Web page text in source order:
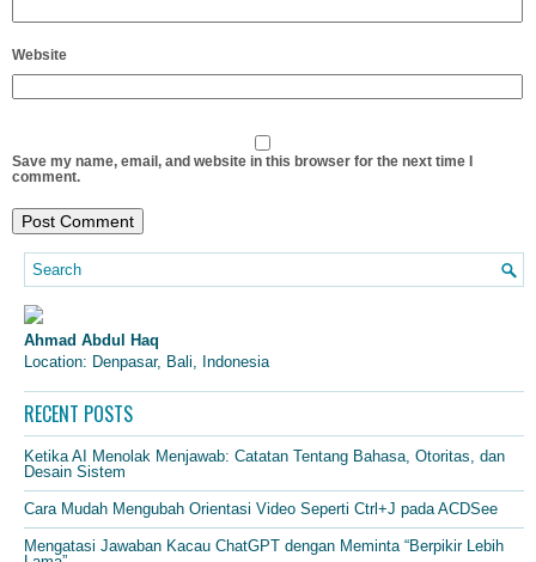
Website
Save my name, email, and website in this browser for the next time I
comment.
Ahmad Abdul Haq
Location: Denpasar, Bali, Indonesia
RECENT POSTS
Ketika AI Menolak Menjawab: Catatan Tentang Bahasa, Otoritas, dan
Desain Sistem
Cara Mudah Mengubah Orientasi Video Seperti Ctrl+J pada ACDSee
Mengatasi Jawaban Kacau ChatGPT dengan Meminta “Berpikir Lebih